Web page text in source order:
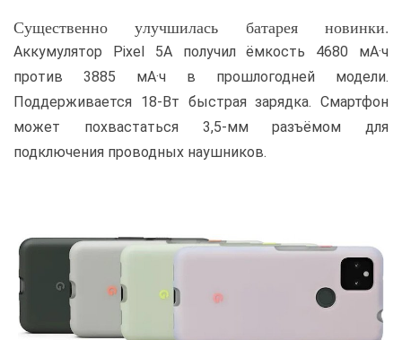
Существенно улучшилась батарея новинки.
Аккумулятор Pixel 5A получил ёмкость 4680 мА·ч
против 3885 мА·ч в прошлогодней модели.
Поддерживается 18-Вт быстрая зарядка. Смартфон
может похвастаться 3,5-мм разъёмом для
подключения проводных наушников.